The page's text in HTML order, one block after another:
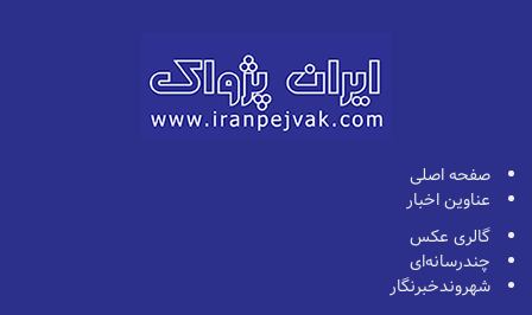
صفحه اصلی
عناوین اخبار
گالری عکس
چندرسانه‌ای
شهروندخبرنگار